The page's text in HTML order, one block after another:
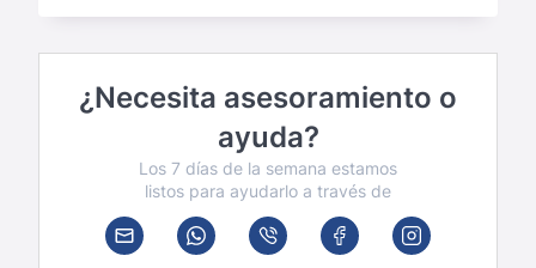
¿Necesita asesoramiento o
ayuda?
Los 7 días de la semana estamos
listos para ayudarlo a través de